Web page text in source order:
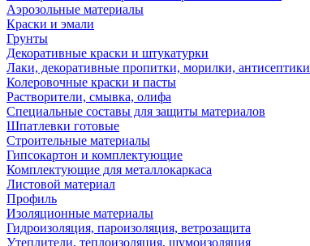
Аэрозольные материалы
Краски и эмали
Грунты
Декоративные краски и штукатурки
Лаки, декоративные пропитки, морилки, антисептики
Колеровочные краски и пасты
Растворители, смывка, олифа
Специальные составы для защиты материалов
Шпатлевки готовые
Строительные материалы
Гипсокартон и комплектующие
Комплектующие для металлокаркаса
Листовой материал
Профиль
Изоляционные материалы
Гидроизоляция, пароизоляция, ветрозащита
Утеплители, теплоизоляция, шумоизоляция